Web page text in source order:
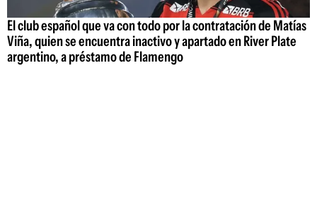
El club español que va con todo por la contratación de Matías
Viña, quien se encuentra inactivo y apartado en River Plate
argentino, a préstamo de Flamengo